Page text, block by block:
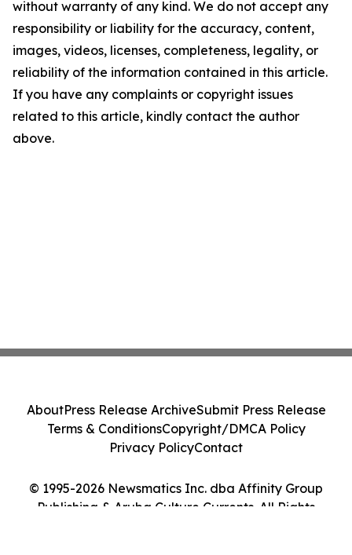
without warranty of any kind. We do not accept any
responsibility or liability for the accuracy, content,
images, videos, licenses, completeness, legality, or
reliability of the information contained in this article.
If you have any complaints or copyright issues
related to this article, kindly contact the author
above.
© 1995-2026 Newsmatics Inc. dba Affinity Group
Publishing & Aruba Culture Currents. All Rights
AboutPress Release ArchiveSubmit Press Release
Terms & ConditionsCopyright/DMCA Policy
Privacy PolicyContact